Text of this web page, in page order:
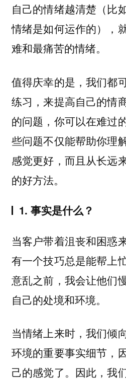
自己的情绪越清楚（比
情绪是如何运作的），
难和最痛苦的情绪。
值得庆幸的是，我们都
练习，来提高自己的情
的问题，你可以在难过
些问题不仅能帮助你理
感觉更好，而且从长远
的好方法。
1. 事实是什么？
当客户带着沮丧和困惑
有一个技巧总是能帮上
意乱之前，我会让他们
自己的处境和环境。
当情绪上来时，我们倾
环境的重要事实细节，
己的感觉了。因此，我